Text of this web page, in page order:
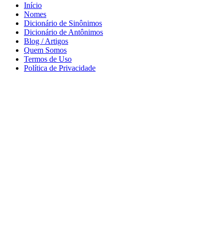
Início
Nomes
Dicionário de Sinônimos
Dicionário de Antônimos
Blog / Artigos
Quem Somos
Termos de Uso
Política de Privacidade